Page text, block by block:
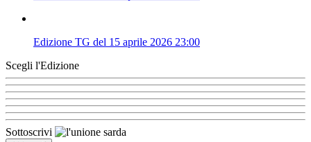
Edizione TG del 15 aprile 2026 23:00
Scegli l'Edizione
Sottoscrivi